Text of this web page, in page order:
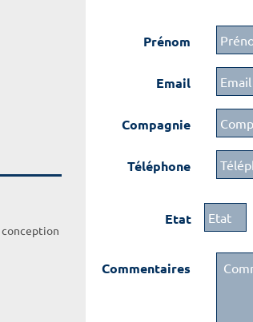
conception
Prénom
Email
Compagnie
Téléphone
Etat
Commentaires